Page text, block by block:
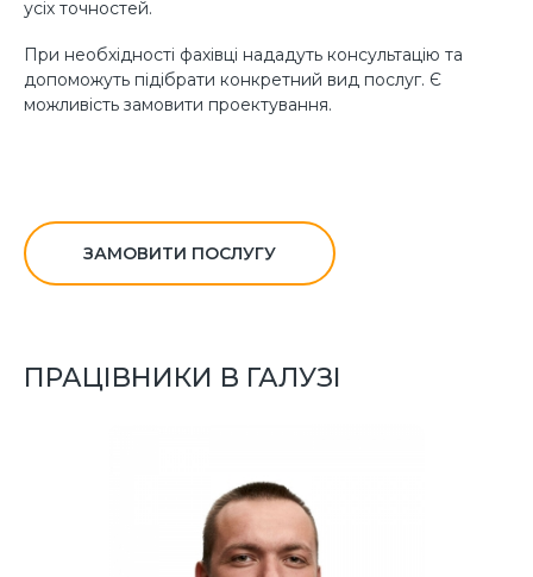
усіх точностей.
При необхідності фахівці нададуть консультацію та
допоможуть підібрати конкретний вид послуг. Є
можливість замовити проектування.
ЗАМОВИТИ ПОСЛУГУ
ПРАЦІВНИКИ В ГАЛУЗІ